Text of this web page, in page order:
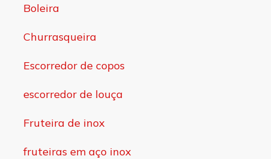
Boleira
Churrasqueira
Escorredor de copos
escorredor de louça
Fruteira de inox
fruteiras em aço inox